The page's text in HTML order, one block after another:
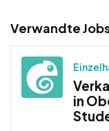
Verwandte
in